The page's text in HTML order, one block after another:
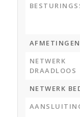
NETWERK
DRAADLOOS
NETWERK